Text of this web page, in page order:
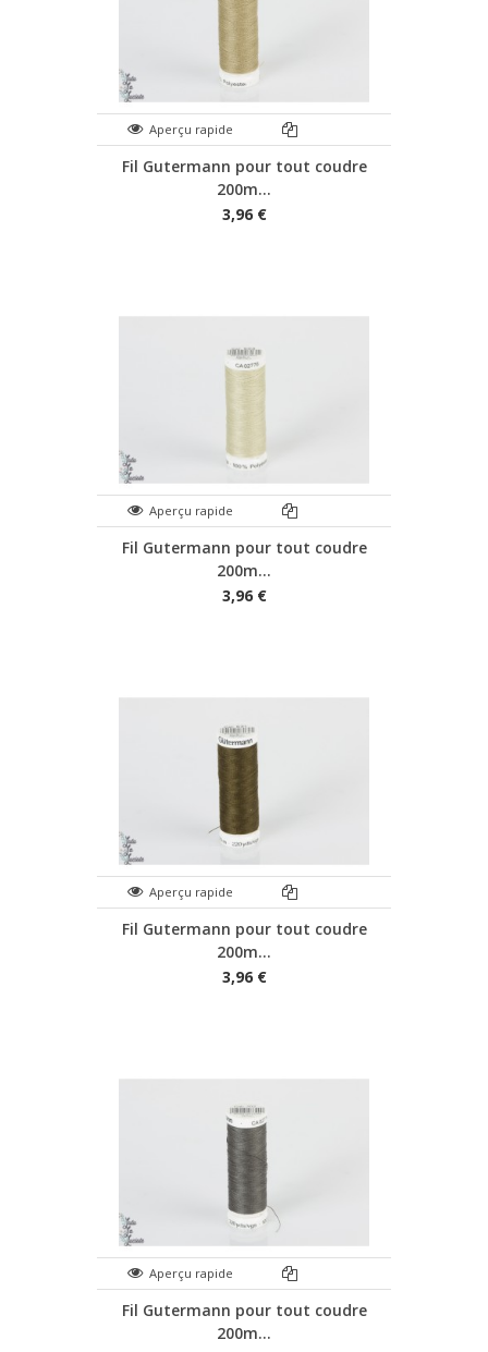
Aperçu rapide
Fil Gutermann pour tout coudre
200m...
3,96 €
Aperçu rapide
Fil Gutermann pour tout coudre
200m...
3,96 €
Aperçu rapide
Fil Gutermann pour tout coudre
200m...
3,96 €
Aperçu rapide
Fil Gutermann pour tout coudre
200m...